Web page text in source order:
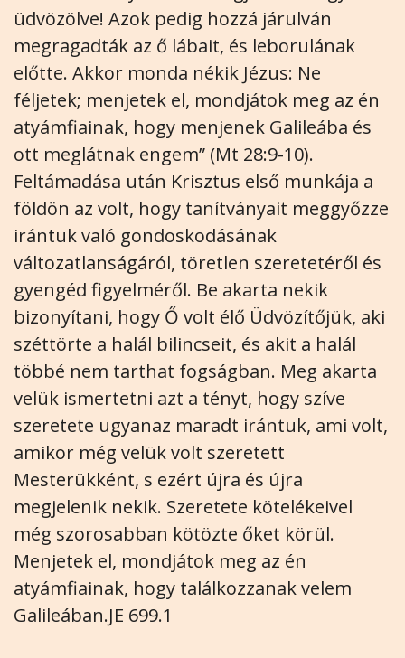
üdvözölve! Azok pedig hozzá járulván
megragadták az ő lábait, és leborulának
előtte. Akkor monda nékik Jézus: Ne
féljetek; menjetek el, mondjátok meg az én
atyámfiainak, hogy menjenek Galileába és
ott meglátnak engem” (Mt 28:9-10).
Feltámadása után Krisztus első munkája a
földön az volt, hogy tanítványait meggyőzze
irántuk való gondoskodásának
változatlanságáról, töretlen szeretetéről és
gyengéd figyelméről. Be akarta nekik
bizonyítani, hogy Ő volt élő Üdvözítőjük, aki
széttörte a halál bilincseit, és akit a halál
többé nem tarthat fogságban. Meg akarta
velük ismertetni azt a tényt, hogy szíve
szeretete ugyanaz maradt irántuk, ami volt,
amikor még velük volt szeretett
Mesterükként, s ezért újra és újra
megjelenik nekik. Szeretete kötelékeivel
még szorosabban kötözte őket körül.
Menjetek el, mondjátok meg az én
atyámfiainak, hogy találkozzanak velem
Galileában.JE 699.1